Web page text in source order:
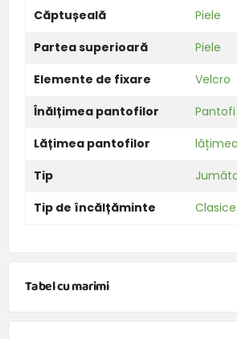
Căptușeală
Piele
Partea superioară
Piele
Elemente de fixare
Velcro
Înălțimea pantofilor
Pantofi
Lățimea pantofilor
Tip
Tip de încălțăminte
Clasice
Tabel cu marimi
Vreau să calculez mărimea